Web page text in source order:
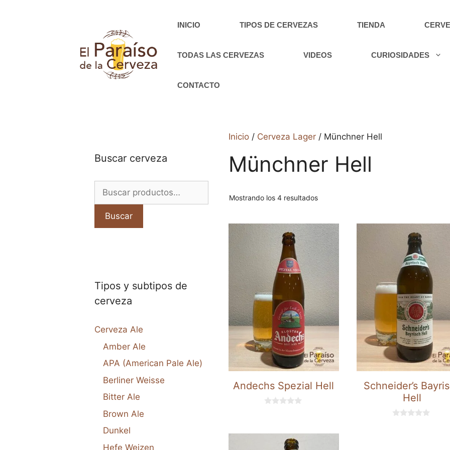
INICIO TIPOS DE CERVEZAS TIENDA
TODAS LAS CERVEZAS VIDEOS CURIOSIDADES
CONTACTO
Inicio/ Cerveza Lager/ Münchner Hell
Münchner Hell
Mostrando los 4 resultadosOrdenado
últimos
Andechs Spezial Hell
5
Schneider’s
Hell
Buscar cerveza
Buscar
Buscar
Tipos y subtipos de
cerveza
Cerveza Ale
Amber Ale
APA (American Pale Ale)
Berliner Weisse
Bitter Ale
Brown Ale
Dunkel
Hefe Weizen